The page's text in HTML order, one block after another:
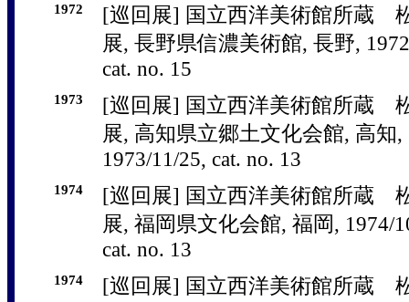
1972
[巡回展] 国立西洋美術館所蔵
展, 長野県信濃美術館, 長野,
cat. no. 15
1973
[巡回展] 国立西洋美術館所蔵
展, 高知県立郷土文化会館, 高知,
1973/11/25, cat. no. 13
1974
[巡回展] 国立西洋美術館所蔵
展, 福岡県文化会館, 福岡, 1974/
cat. no. 13
1974
[巡回展] 国立西洋美術館所蔵